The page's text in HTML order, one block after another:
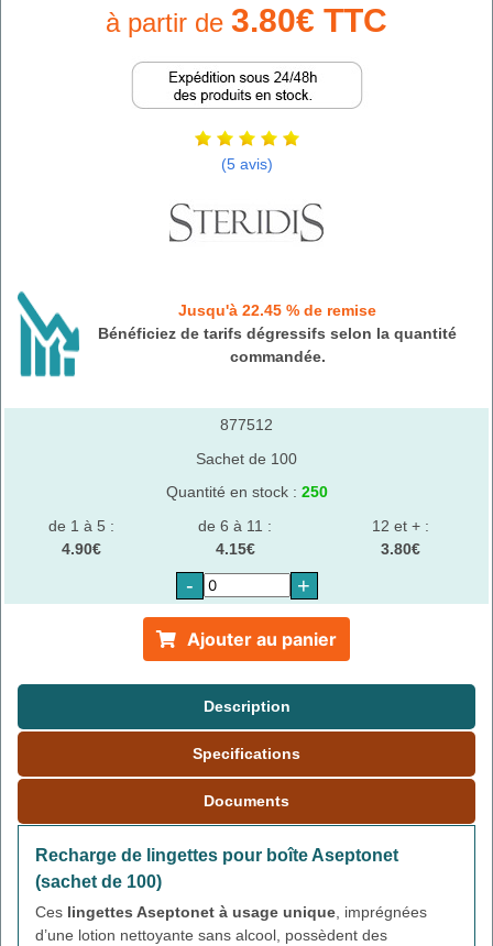
à partir de 3.80€ TTC
(5 avis)
Jusqu'à 22.45 % de remise
Bénéficiez de tarifs dégressifs selon la quantité
commandée.
877512
Sachet de 100
Quantité en stock : 250
de 1 à 5 :
4.90€
de 6 à 11 :
4.15€
12 et + :
3.80€
- +
Ajouter au panier
Description
Specifications
Documents
Recharge de lingettes pour boîte Aseptonet
(sachet de 100)
Ces lingettes Aseptonet à usage unique, imprégnées
d’une lotion nettoyante sans alcool, possèdent des